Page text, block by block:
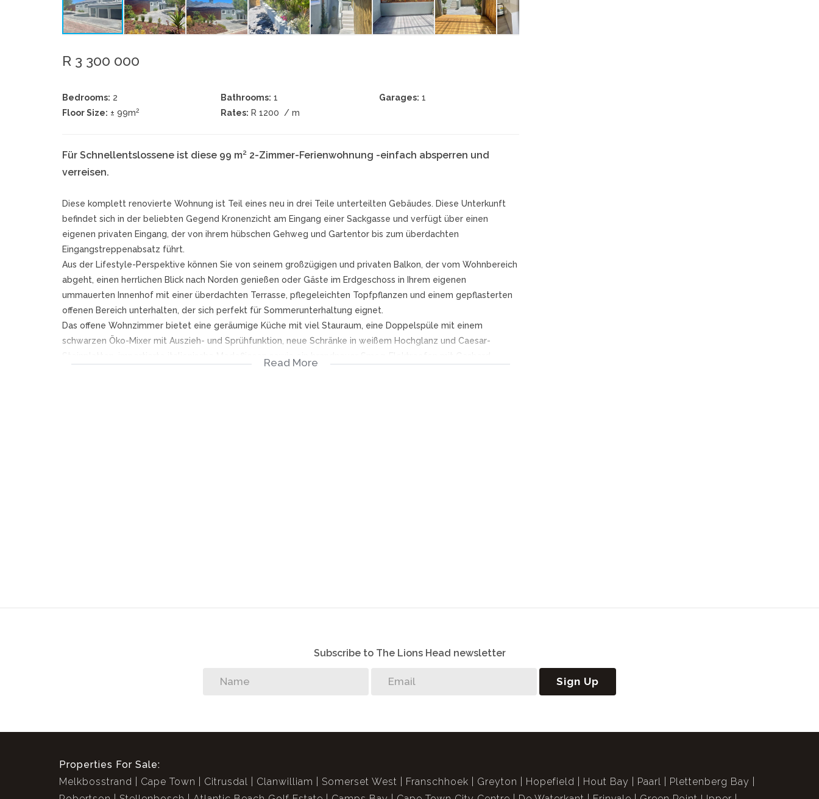
R 3 300 000
Bedrooms: 2 Bathrooms: 1 Garages: 1
Floor Size: ± 99m2 Rates: R 1200 / m
Für Schnellentslossene ist diese 99 m² 2-Zimmer-Ferienwohnung -einfach absperren und
verreisen.
Diese komplett renovierte Wohnung ist Teil eines neu in drei Teile unterteilten Gebäudes. Diese Unterkunft
befindet sich in der beliebten Gegend Kronenzicht am Eingang einer Sackgasse und verfügt über einen
eigenen privaten Eingang, der von ihrem hübschen Gehweg und Gartentor bis zum überdachten
Eingangstreppenabsatz führt.
Aus der Lifestyle-Perspektive können Sie von seinem großzügigen und privaten Balkon, der vom Wohnbereich
abgeht, einen herrlichen Blick nach Norden genießen oder Gäste im Erdgeschoss in Ihrem eigenen
ummauerten Innenhof mit einer überdachten Terrasse, pflegeleichten Topfpflanzen und einem gepflasterten
offenen Bereich unterhalten, der sich perfekt für Sommerunterhaltung eignet.
Das offene Wohnzimmer bietet eine geräumige Küche mit viel Stauraum, eine Doppelspüle mit einem
schwarzen Öko-Mixer mit Auszieh- und Sprühfunktion, neue Schränke in weißem Hochglanz und Caesar-
Read More
Subscribe to The Lions Head newsletter
Sign Up
Properties For Sale:
Melkbosstrand
Cape Town Citrusdal Clanwilliam Somerset West Franschhoek Greyton Hopefield Hout Bay Paarl
Plettenberg Bay